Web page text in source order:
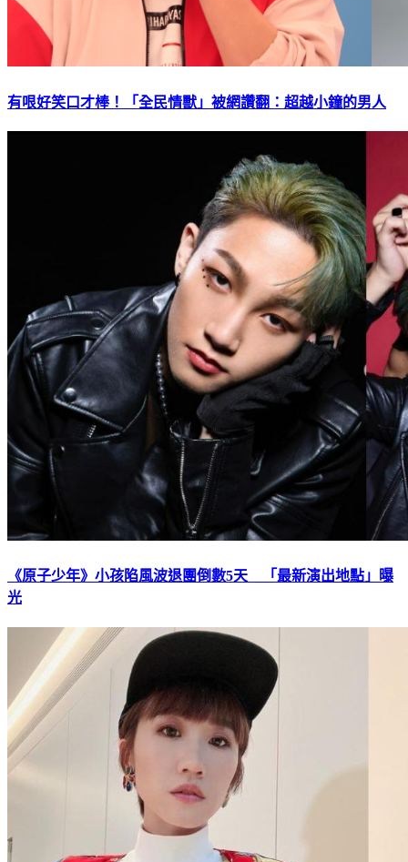
有哏好笑口才棒！「全民情獸」被網讚翻：超越小鐘的男人
《原子少年》小孩陷風波退團倒數5天 「最新演出地點」曝
光